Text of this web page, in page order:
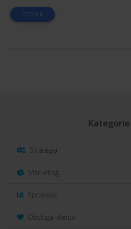
CZYTAJ
Kategorie
Strategia
Marketing
Sprzedaż
Obsługa klienta